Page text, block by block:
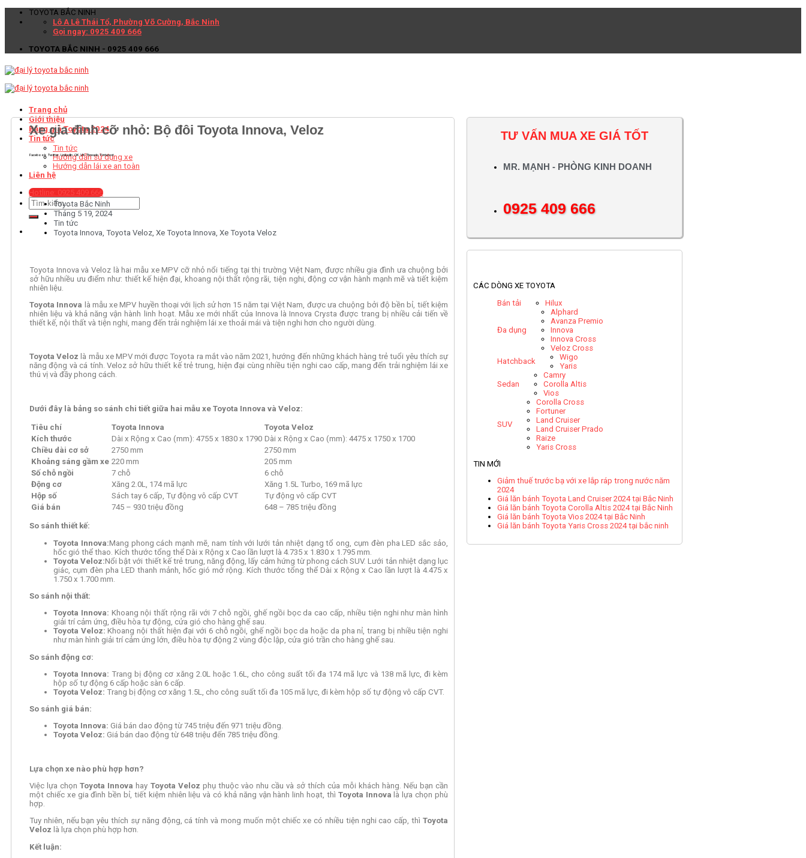
TOYOTA BẮC NINH
Lô A Lê Thái Tổ, Phường Võ Cường, Bắc Ninh
Gọi ngay: 0925 409 666
TOYOTA BẮC NINH - 0925 409 666
Trang chủ
Giới thiệu
Bảng giá Toyota 2024
Tin tức
Tin tức
Hướng dẫn sử dụng xe
Hướng dẫn lái xe an toàn
Liên hệ
Hotline: 0925 409 666
Xe gia đình cỡ nhỏ: Bộ đôi Toyota Innova, Veloz
Facebook Twitter LinkedIn OK VK Threads Pinterest
Toyota Bắc Ninh
Tháng 5 19, 2024
Tin tức
Toyota Innova, Toyota Veloz, Xe Toyota Innova, Xe Toyota Veloz
Toyota Innova và Veloz là hai mẫu xe MPV cỡ nhỏ nổi tiếng tại thị trường Việt Nam, được nhiều gia đình ưa chuộng bởi
sở hữu nhiều ưu điểm như: thiết kế hiện đại, khoang nội thất rộng rãi, tiện nghi, động cơ vận hành mạnh mẽ và tiết kiệm
nhiên liệu.
Toyota Innova là mẫu xe MPV huyền thoại với lịch sử hơn 15 năm tại Việt Nam, được ưa chuộng bởi độ bền bỉ, tiết kiệm
nhiên liệu và khả năng vận hành linh hoạt. Mẫu xe mới nhất của Innova là Innova Crysta được trang bị nhiều cải tiến về
thiết kế, nội thất và tiện nghi, mang đến trải nghiệm lái xe thoải mái và tiện nghi hơn cho người dùng.
Toyota Veloz là mẫu xe MPV mới được Toyota ra mắt vào năm 2021, hướng đến những khách hàng trẻ tuổi yêu thích sự
năng động và cá tính. Veloz sở hữu thiết kế trẻ trung, hiện đại cùng nhiều tiện nghi cao cấp, mang đến trải nghiệm lái xe
thú vị và đầy phong cách.
Dưới đây là bảng so sánh chi tiết giữa hai mẫu xe Toyota Innova và Veloz:
Tiêu chí Toyota Innova
Toyota Veloz
Kích thước
Dài x Rộng x Cao (mm): 4755 x 1830 x 1790 Dài x Rộng x Cao (mm): 4475 x 1750 x 1700
Chiều dài cơ sở
2750 mm
2750 mm
Khoảng sáng gầm xe 220 mm
205 mm
Số chỗ ngồi
7 chỗ
6 chỗ
Động cơ
Xăng 2.0L, 174 mã lực
Xăng 1.5L Turbo, 169 mã lực
Hộp số
Sách tay 6 cấp, Tự động vô cấp CVT
Tự động vô cấp CVT
Giá bán
745 – 930 triệu đồng 648 – 785 triệu đồng
So sánh thiết kế:
Toyota Innova:Mang phong cách mạnh mẽ, nam tính với lưới tản nhiệt dạng tổ ong, cụm đèn pha LED sắc sảo,
hốc gió thể thao. Kích thước tổng thể Dài x Rộng x Cao lần lượt là 4.735 x 1.830 x 1.795 mm.
Toyota Veloz:Nổi bật với thiết kế trẻ trung, năng động, lấy cảm hứng từ phong cách SUV. Lưới tản nhiệt dạng lục
giác, cụm đèn pha LED thanh mảnh, hốc gió mở rộng. Kích thước tổng thể Dài x Rộng x Cao lần lượt là 4.475 x
1.750 x 1.700 mm.
So sánh nội thất:
Toyota Innova: Khoang nội thất rộng rãi với 7 chỗ ngồi, ghế ngồi bọc da cao cấp, nhiều tiện nghi như màn hình
giải trí cảm ứng, điều hòa tự động, cửa gió cho hàng ghế sau.
Toyota Veloz: Khoang nội thất hiện đại với 6 chỗ ngồi, ghế ngồi bọc da hoặc da pha nỉ, trang bị nhiều tiện nghi
như màn hình giải trí cảm ứng lớn, điều hòa tự động 2 vùng độc lập, cửa gió trần cho hàng ghế sau.
So sánh động cơ:
Toyota Innova: Trang bị động cơ xăng 2.0L hoặc 1.6L, cho công suất tối đa 174 mã lực và 138 mã lực, đi kèm
hộp số tự động 6 cấp hoặc sàn 6 cấp.
Toyota Veloz: Trang bị động cơ xăng 1.5L, cho công suất tối đa 105 mã lực, đi kèm hộp số tự động vô cấp CVT.
So sánh giá bán:
Toyota Innova: Giá bán dao động từ 745 triệu đến 971 triệu đồng.
Toyota Veloz: Giá bán dao động từ 648 triệu đến 785 triệu đồng.
Lựa chọn xe nào phù hợp hơn?
Việc lựa chọnToyota Innova hay Toyota Veloz phụ thuộc vào nhu cầu và sở thích của mỗi khách hàng. Nếu bạn cần
một chiếc xe gia đình bền bỉ, tiết kiệm nhiên liệu và có khả năng vận hành linh hoạt, thì Toyota Innova là lựa chọn phù
hợp.
Tuy nhiên, nếu bạn yêu thích sự năng động, cá tính và mong muốn một chiếc xe có nhiều tiện nghi cao cấp, thì Toyota
Veloz là lựa chọn phù hợp hơn.
Kết luận:
TƯ VẤN MUA XE GIÁ TỐT
MR. MẠNH - PHÒNG KINH DOANH
0925 409 666
CÁC DÒNG XE TOYOTA
Bán tải
Hilux
Đa dụng
Alphard
Avanza Premio
Innova
Innova Cross
Veloz Cross
Hatchback
Wigo
Yaris
Sedan
Camry
Corolla Altis
Vios
SUV
Corolla Cross
Fortuner
Land Cruiser
Land Cruiser Prado
Raize
Yaris Cross
TIN MỚI
Giảm thuế trước bạ với xe lắp ráp trong nước năm
2024
Giá lăn bánh Toyota Land Cruiser 2024 tại Bắc Ninh
Giá lăn bánh Toyota Corolla Altis 2024 tại Bắc Ninh
Giá lăn bánh Toyota Vios 2024 tại Bắc Ninh
Giá lăn bánh Toyota Yaris Cross 2024 tại bắc ninh